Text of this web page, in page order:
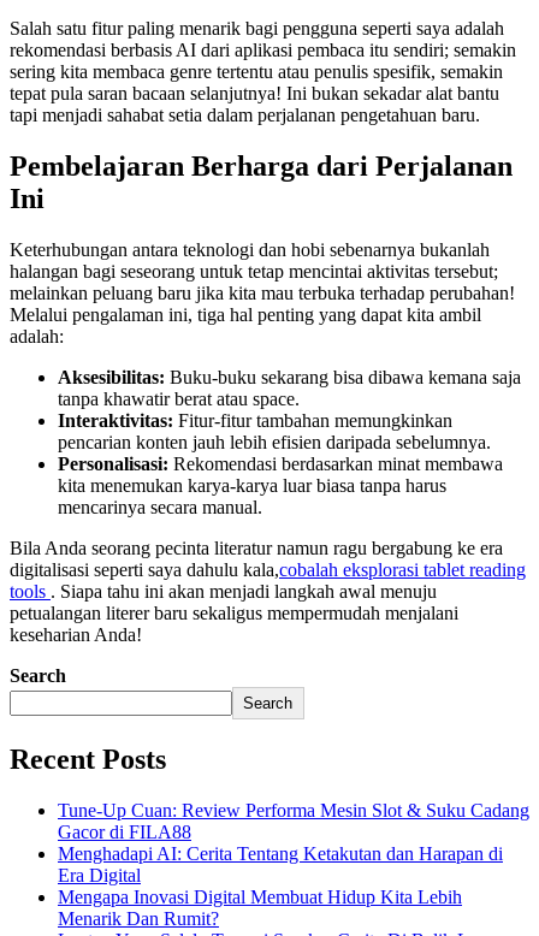
Salah satu fitur paling menarik bagi pengguna seperti saya adalah
rekomendasi berbasis AI dari aplikasi pembaca itu sendiri; semakin
sering kita membaca genre tertentu atau penulis spesifik, semakin
tepat pula saran bacaan selanjutnya! Ini bukan sekadar alat bantu
tapi menjadi sahabat setia dalam perjalanan pengetahuan baru.
Pembelajaran Berharga dari Perjalanan
Ini
Keterhubungan antara teknologi dan hobi sebenarnya bukanlah
halangan bagi seseorang untuk tetap mencintai aktivitas tersebut;
melainkan peluang baru jika kita mau terbuka terhadap perubahan!
Melalui pengalaman ini, tiga hal penting yang dapat kita ambil
adalah:
Aksesibilitas: Buku-buku sekarang bisa dibawa kemana saja
tanpa khawatir berat atau space.
Interaktivitas: Fitur-fitur tambahan memungkinkan
pencarian konten jauh lebih efisien daripada sebelumnya.
Personalisasi: Rekomendasi berdasarkan minat membawa
kita menemukan karya-karya luar biasa tanpa harus
mencarinya secara manual.
Bila Anda seorang pecinta literatur namun ragu bergabung ke era
digitalisasi seperti saya dahulu kala,cobalah eksplorasi tablet reading
tools . Siapa tahu ini akan menjadi langkah awal menuju
petualangan literer baru sekaligus mempermudah menjalani
keseharian Anda!
Search
Search
Recent Posts
Tune-Up Cuan: Review Performa Mesin Slot & Suku Cadang
Gacor di FILA88
Menghadapi AI: Cerita Tentang Ketakutan dan Harapan di
Era Digital
Mengapa Inovasi Digital Membuat Hidup Kita Lebih
Menarik Dan Rumit?